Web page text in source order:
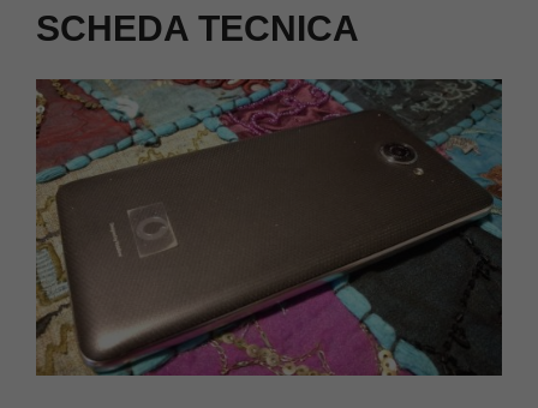
SCHEDA TECNICA